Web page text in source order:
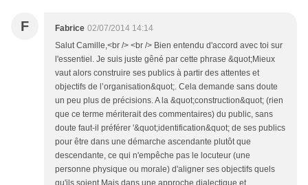
F Fabrice 02/07/2014 14:14
Salut Camille,<br /> <br /> Bien entendu d'accord avec toi sur
l'essentiel. Je suis juste gêné par cette phrase &quot;Mieux
vaut alors construire ses publics à partir des attentes et
objectifs de l’organisation&quot;. Cela demande sans doute
un peu plus de précisions. A la &quot;construction&quot; (rien
que ce terme mériterait des commentaires) du public, sans
doute faut-il préférer '&quot;identification&quot; de ses publics
pour être dans une démarche ascendante plutôt que
descendante, ce qui n'empêche pas le locuteur (une
personne physique ou morale) d'aligner ses objectifs quels
qu'ils soient.Mais dans une approche dialectique et